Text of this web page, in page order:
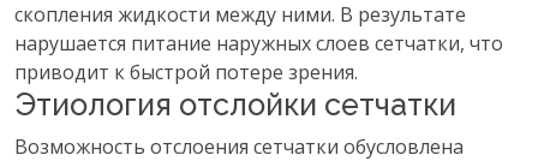
скопления жидкости между ними. В результате
нарушается питание наружных слоев сетчатки, что
приводит к быстрой потере зрения.
Этиология отслойки сетчатки
Возможность отслоения сетчатки обусловлена